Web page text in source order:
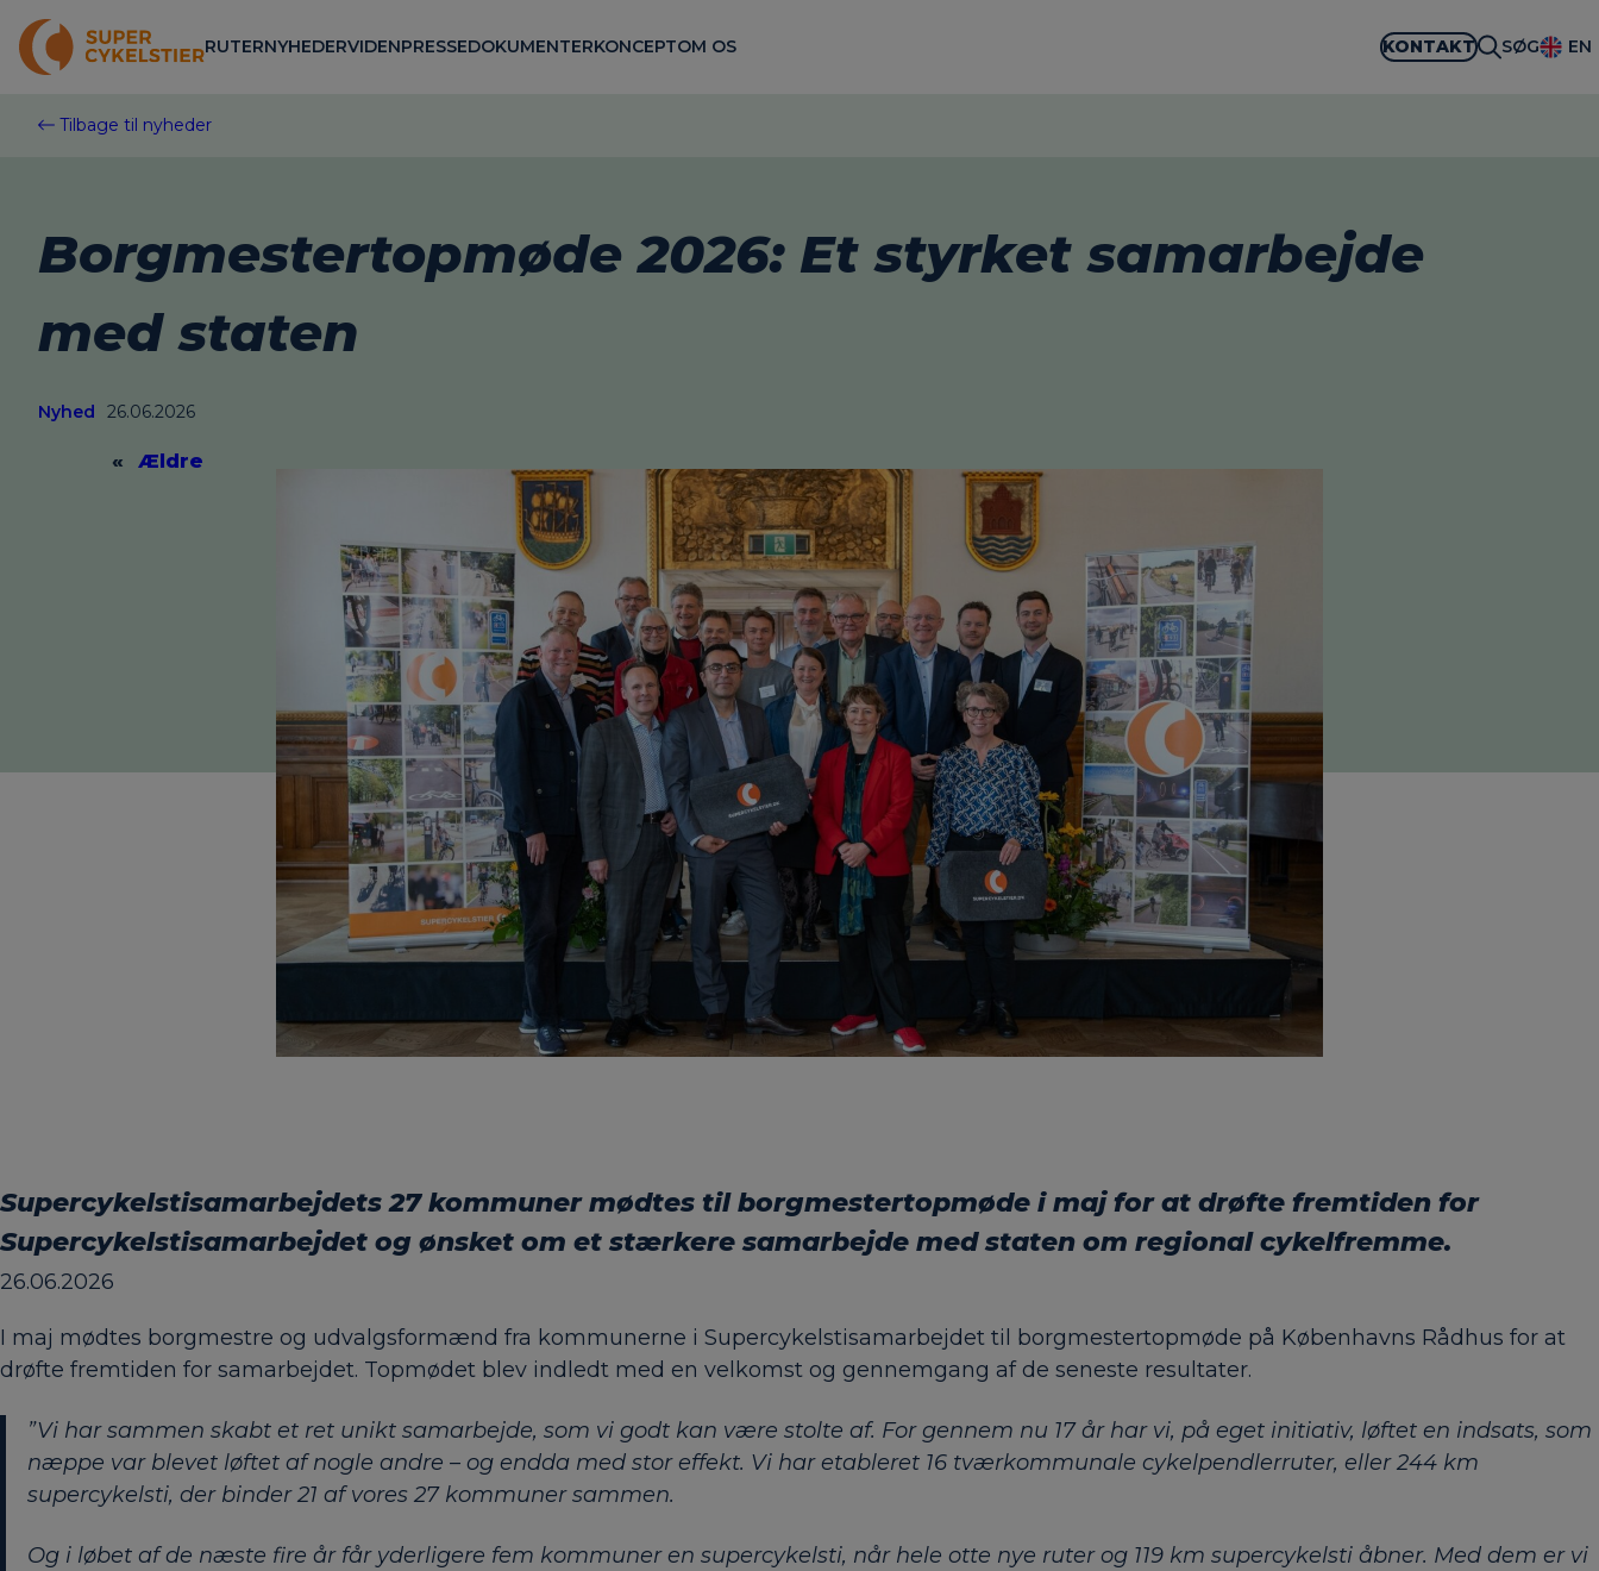
Spring
indhold
RUTERNYHEDERVIDENPRESSEDOKUMENTERKONCEPTOM OS KONTAKT SØG EN
Tilbage til nyheder
Borgmestertopmøde 2026: Et styrket samarbejde
med staten
Nyhed 26.06.2026
« Ældre
Supercykelstisamarbejdets 27 kommuner mødtes til borgmestertopmøde i maj for at drøfte fremtiden for
Supercykelstisamarbejdet og ønsket om et stærkere samarbejde med staten om regional cykelfremme.
26.06.2026
I maj mødtes borgmestre og udvalgsformænd fra kommunerne i Supercykelstisamarbejdet til borgmestertopmøde på Københavns Rådhus for at
drøfte fremtiden for samarbejdet. Topmødet blev indledt med en velkomst og gennemgang af de seneste resultater.
”Vi har sammen skabt et ret unikt samarbejde, som vi godt kan være stolte af. For gennem nu 17 år har vi, på eget initiativ, løftet en indsats, som
næppe var blevet løftet af nogle andre – og endda med stor effekt. Vi har etableret 16 tværkommunale cykelpendlerruter, eller 244 km
supercykelsti, der binder 21 af vores 27 kommuner sammen.
Og i løbet af de næste fire år får yderligere fem kommuner en supercykelsti, når hele otte nye ruter og 119 km supercykelsti åbner. Med dem er vi